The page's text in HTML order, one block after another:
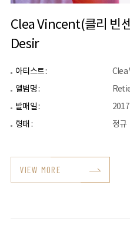
Clea Vincent(클리 빈
Desir
아티스트 :
Clea
앨범명 :
발매일 :
형태 :
정규
VIEW MORE